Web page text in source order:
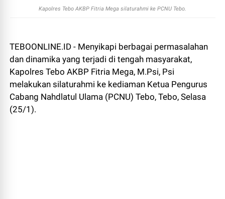
Kapolres Tebo AKBP Fitria Mega silaturahmi ke PCNU Tebo.
TEBOONLINE.ID - Menyikapi berbagai permasalahan
dan dinamika yang terjadi di tengah masyarakat,
Kapolres Tebo AKBP Fitria Mega, M.Psi, Psi
melakukan silaturahmi ke kediaman Ketua Pengurus
Cabang Nahdlatul Ulama (PCNU) Tebo, Tebo, Selasa
(25/1).